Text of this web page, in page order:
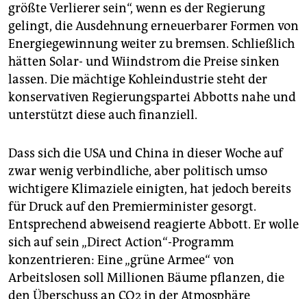
größte Verlierer sein“, wenn es der Regierung
gelingt, die Ausdehnung erneuerbarer Formen von
Energiegewinnung weiter zu bremsen. Schließlich
hätten Solar- und Wiindstrom die Preise sinken
lassen. Die mächtige Kohleindustrie steht der
konservativen Regierungspartei Abbotts nahe und
unterstützt diese auch finanziell.
Dass sich die USA und China in dieser Woche auf
zwar wenig verbindliche, aber politisch umso
wichtigere Klimaziele einigten, hat jedoch bereits
für Druck auf den Premierminister gesorgt.
Entsprechend abweisend reagierte Abbott. Er wolle
sich auf sein „Direct Action“-Programm
konzentrieren: Eine „grüne Armee“ von
Arbeitslosen soll Millionen Bäume pflanzen, die
den Überschuss an CO2 in der Atmosphäre